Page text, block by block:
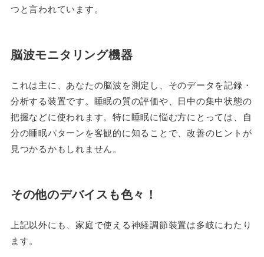
つと言われています。
脳波モニタリング機器
これは主に、あなたの脳波を測定し、そのデータを記録・
分析する装置です。睡眠の質の評価や、日中の集中状態の
把握などに使われます。特に睡眠に悩む方にとっては、自
分の睡眠パターンを客観的に知ることで、改善のヒントが
見つかるかもしれません。
その他のデバイスも色々！
上記以外にも、家庭で使える神経調節装置は多岐にわたり
ます。